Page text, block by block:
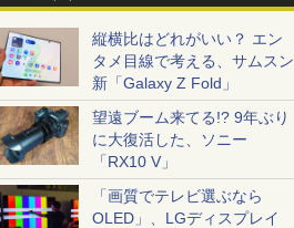
縦横比はどれがいい？ エン
タメ目線で考える、サムスン
新「Galaxy Z Fold」
望遠ブーム来てる!? 9年ぶり
に大復活した、ソニー
「RX10 V」
「画質でテレビ選ぶなら
OLED」、LGディスプレイ